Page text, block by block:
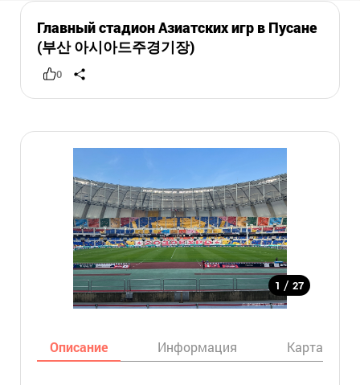
Главный стадион Азиатских игр в Пусане
(부산 아시아드주경기장)
0
1 / 27
Описание Информация Карта